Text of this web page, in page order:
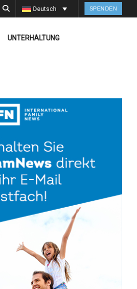
Deutsch SPENDEN
UNTERHALTUNG